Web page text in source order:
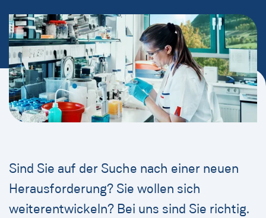
Sind Sie auf der Suche nach einer neuen
Herausforderung? Sie wollen sich
weiterentwickeln? Bei uns sind Sie richtig.